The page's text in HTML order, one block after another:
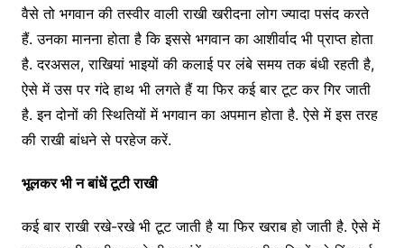
वैसे तो भगवान की तस्वीर वाली राखी खरीदना लोग ज्यादा पसंद करते
हैं. उनका मानना होता है कि इससे भगवान का आशीर्वाद भी प्राप्त होता
है. दरअसल, राखियां भाइयों की कलाई पर लंबे समय तक बंधी रहती है,
ऐसे में उस पर गंदे हाथ भी लगते हैं या फिर कई बार टूट कर गिर जाती
है. इन दोनों की स्थितियों में भगवान का अपमान होता है. ऐसे में इस तरह
की राखी बांधने से परहेज करें.
भूलकर भी न बांधें टूटी राखी
कई बार राखी रखे-रखे भी टूट जाती है या फिर खराब हो जाती है. ऐसे में